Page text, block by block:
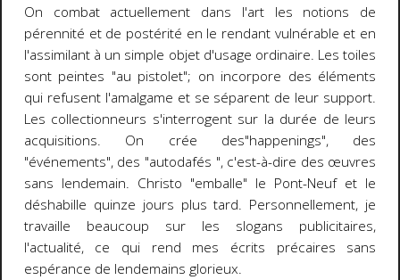
On combat actuellement dans l'art les notions de
pérennité et de postérité en le rendant vulnérable et en
l'assimilant à un simple objet d'usage ordinaire. Les toiles
sont peintes "au pistolet"; on incorpore des éléments
qui refusent l'amalgame et se séparent de leur support.
Les collectionneurs s'interrogent sur la durée de leurs
acquisitions. On crée des"happenings", des
"événements", des "autodafés ", c'est-à-dire des œuvres
sans lendemain. Christo "emballe" le Pont-Neuf et le
déshabille quinze jours plus tard. Personnellement, je
travaille beaucoup sur les slogans publicitaires,
l'actualité, ce qui rend mes écrits précaires sans
espérance de lendemains glorieux.